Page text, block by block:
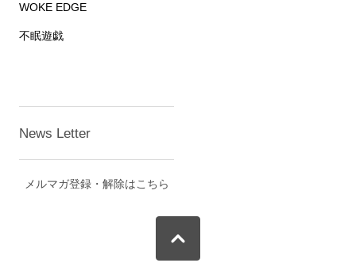
WOKE EDGE
不眠遊戯
News Letter
メルマガ登録・解除はこちら